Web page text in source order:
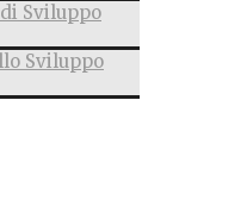
Sviluppo
Sviluppo